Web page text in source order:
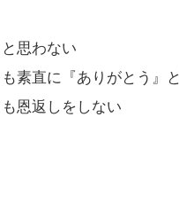
思わない
素直に『ありがとう』
恩返しをしない